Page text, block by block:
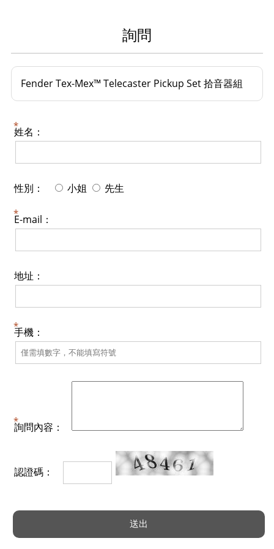
詢問
Fender Tex-Mex™ Telecaster Pickup Set 拾音器組
姓名：
性別： 小姐 先生
E-mail：
地址：
手機：
詢問內容：
認證碼：